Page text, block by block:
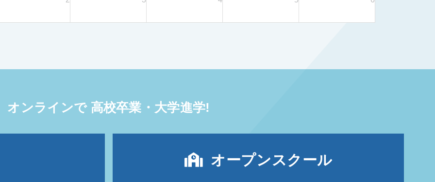
オンラインで高校卒業・大学進学!
オープンスクール